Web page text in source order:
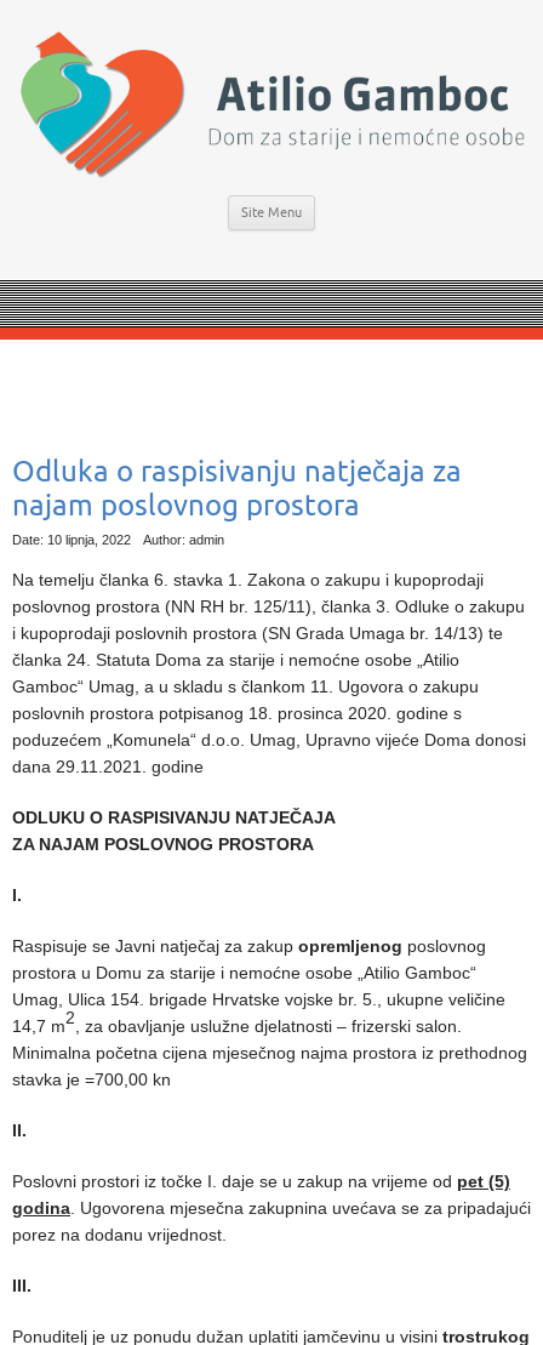
Site Menu
Odluka o raspisivanju natječaja za
najam poslovnog prostora
Date: 10 lipnja, 2022 Author: admin
Na temelju članka 6. stavka 1. Zakona o zakupu i kupoprodaji
poslovnog prostora (NN RH br. 125/11), članka 3. Odluke o zakupu
i kupoprodaji poslovnih prostora (SN Grada Umaga br. 14/13) te
članka 24. Statuta Doma za starije i nemoćne osobe „Atilio
Gamboc“ Umag, a u skladu s člankom 11. Ugovora o zakupu
poslovnih prostora potpisanog 18. prosinca 2020. godine s
poduzećem „Komunela“ d.o.o. Umag, Upravno vijeće Doma donosi
dana 29.11.2021. godine
ODLUKU O RASPISIVANJU NATJEČAJA
ZA NAJAM POSLOVNOG PROSTORA
I.
Raspisuje se Javni natječaj za zakup opremljenog poslovnog
prostora u Domu za starije i nemoćne osobe „Atilio Gamboc“
Umag, Ulica 154. brigade Hrvatske vojske br. 5., ukupne veličine
14,7 m2 , za obavljanje uslužne djelatnosti – frizerski salon.
Minimalna početna cijena mjesečnog najma prostora iz prethodnog
stavka je =700,00 kn
II.
Poslovni prostori iz točke I. daje se u zakup na vrijeme od pet (5)
godina . Ugovorena mjesečna zakupnina uvećava se za pripadajući
porez na dodanu vrijednost.
III.
Ponuditelj je uz ponudu dužan uplatiti jamčevinu u visini trostrukog